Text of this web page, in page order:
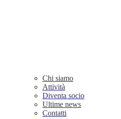
Chi siamo
Attività
Diventa socio
Ultime news
Contatti